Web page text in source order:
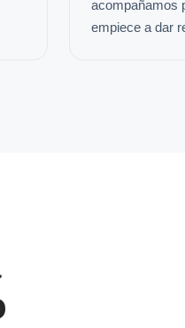
acompañamos
empiece a dar